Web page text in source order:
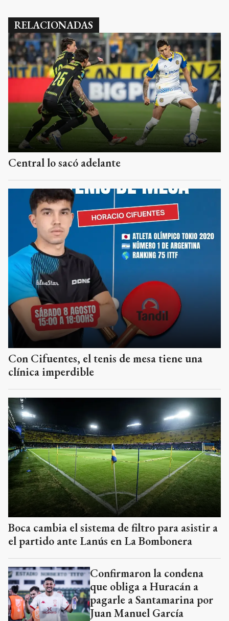
RELACIONADAS
Central lo sacó adelante
Con Cifuentes, el tenis de mesa tiene una
clínica imperdible
Boca cambia el sistema de filtro para asistir a
el partido ante Lanús en La Bombonera
Confirmaron la condena
que obliga a Huracán a
pagarle a Santamarina por
Juan Manuel García